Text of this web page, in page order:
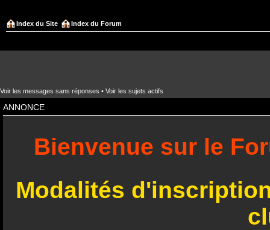
Index du Site Index du Forum
Voir les messages sans réponses • Voir les sujets actifs
ANNONCE
Bienvenue sur le
Modalités